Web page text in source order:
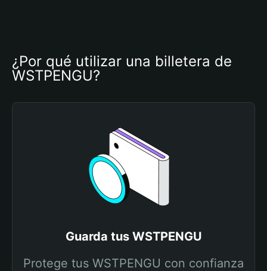
¿Por qué utilizar una billetera de
WSTPENGU?
Guarda tus WSTPENGU
Protege tus WSTPENGU con confianza